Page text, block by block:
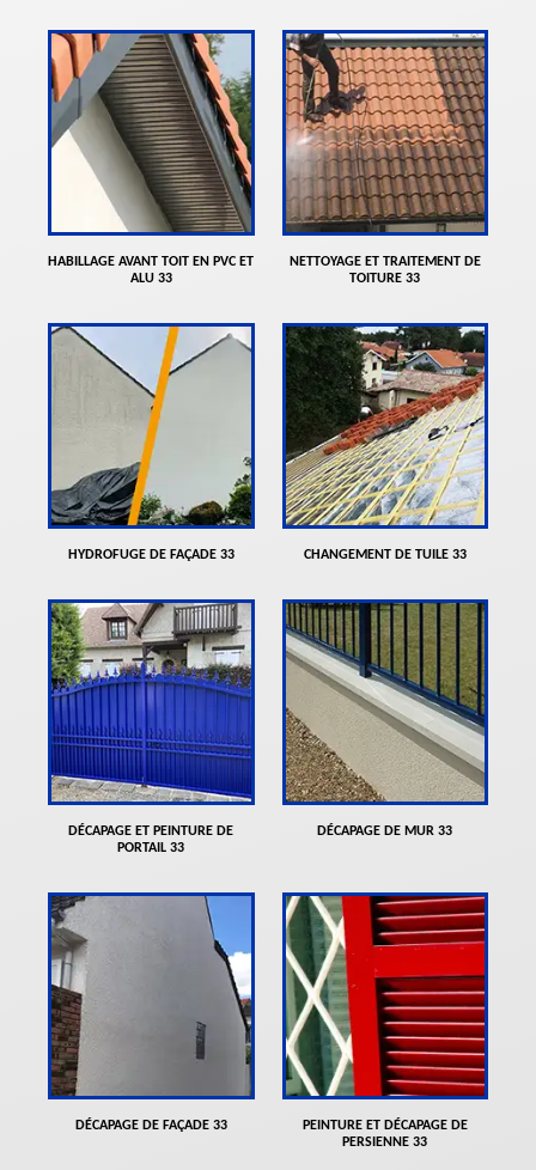
HABILLAGE AVANT TOIT EN PVC ET
ALU 33
NETTOYAGE ET TRAITEMENT DE
TOITURE 33
HYDROFUGE DE FAÇADE 33 CHANGEMENT DE TUILE 33
DÉCAPAGE ET PEINTURE DE
PORTAIL 33
DÉCAPAGE DE MUR 33
DÉCAPAGE DE FAÇADE 33
PEINTURE ET DÉCAPAGE DE
PERSIENNE 33